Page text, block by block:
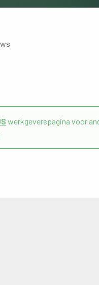
werkgeverspagina voor